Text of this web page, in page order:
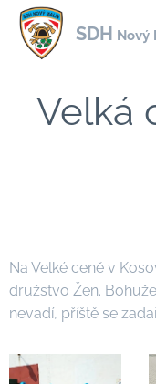
SDH Nový
Velká
Na Velké ceně v
družstvo Žen.
nevadí, příště se